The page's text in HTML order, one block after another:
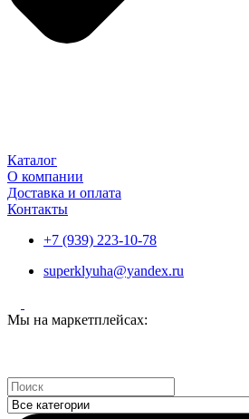
Каталог
О компании
Доставка и оплата
Контакты
+7 (939) 223-10-78
superklyuha@yandex.ru
Мы на маркетплейсах:
Search
...